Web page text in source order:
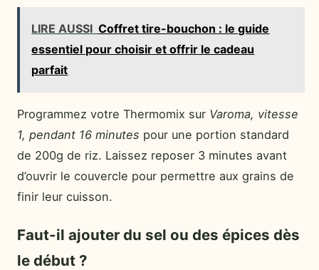
LIRE AUSSI Coffret tire-bouchon : le guide
essentiel pour choisir et offrir le cadeau
parfait
Programmez votre Thermomix sur Varoma, vitesse
1, pendant 16 minutes pour une portion standard
de 200g de riz. Laissez reposer 3 minutes avant
d’ouvrir le couvercle pour permettre aux grains de
finir leur cuisson.
Faut-il ajouter du sel ou des épices dès
le début ?